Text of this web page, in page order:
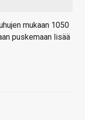
mukaan 1050
puskemaan lisää